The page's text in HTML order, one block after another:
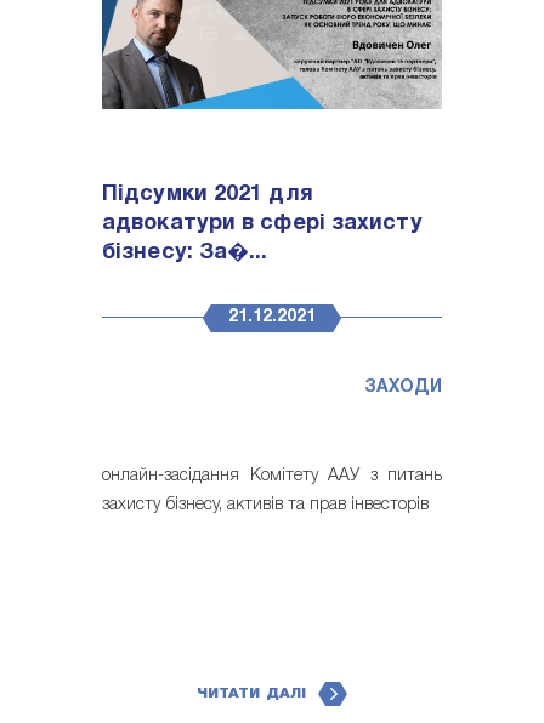
Підсумки 2021 для
адвокатури в сфері захисту
бізнесу: За�...
21.12.2021
ЗАХОДИ
онлайн-засідання Комітету ААУ з питань
захисту бізнесу, активів та прав інвесторів
ЧИТАТИ ДАЛІ